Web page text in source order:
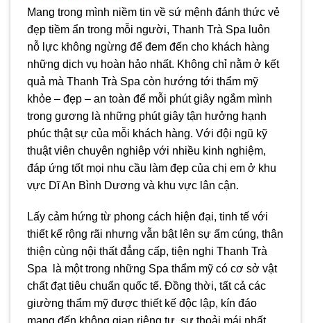
Mang trong mình niềm tin về sứ mệnh đánh thức vẻ
đẹp tiềm ẩn trong mỗi người, Thanh Trà Spa luôn
nỗ lực không ngừng để đem đến cho khách hàng
những dịch vụ hoàn hảo nhất. Không chỉ nằm ở kết
quả mà Thanh Trà Spa còn hướng tới thẩm mỹ
khỏe – đẹp – an toàn để mỗi phút giây ngắm mình
trong gương là những phút giây tận hưởng hạnh
phúc thật sự của mỗi khách hàng. Với đội ngũ kỹ
thuật viên chuyên nghiêp với nhiều kinh nghiệm,
đáp ứng tốt mọi nhu cầu làm đẹp của chị em ở khu
vực Dĩ An Bình Dương và khu vực lân cận.
Lấy cảm hứng từ phong cách hiện đại, tinh tế với
thiết kế rộng rãi nhưng vẫn bật lên sự ấm cúng, thân
thiện cùng nội thất đẳng cấp, tiện nghi Thanh Trà
Spa là một trong những Spa thẩm mỹ có cơ sở vật
chất đạt tiêu chuẩn quốc tế. Đồng thời, tất cả các
giường thẩm mỹ được thiết kế độc lập, kín đáo